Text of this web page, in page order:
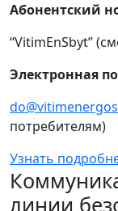
Абонентский
“VitimEnSbyt”
Электронная
потребителям)
Узнать
линии